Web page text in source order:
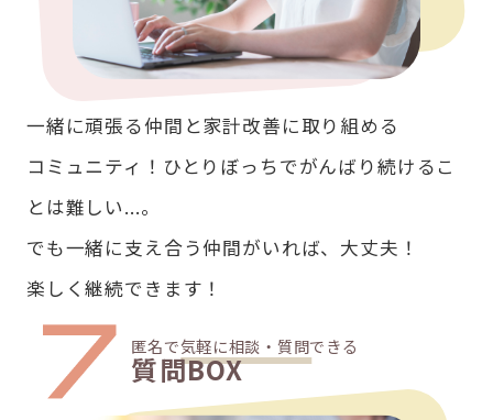
一緒に頑張る仲間と家計改善に取り組める
コミュニティ！ひとりぼっちでがんばり続けるこ
とは難しい...。
でも一緒に支え合う仲間がいれば、大丈夫！
楽しく継続できます！
匿名で気軽に相談・質問できる
質問BOX